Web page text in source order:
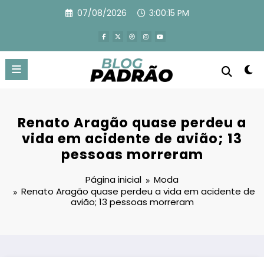
07/08/2026 3:00:17 PM
Renato Aragão quase perdeu a
vida em acidente de avião; 13
pessoas morreram
Página inicial
Moda
Renato Aragão quase perdeu a vida em acidente de
avião; 13 pessoas morreram